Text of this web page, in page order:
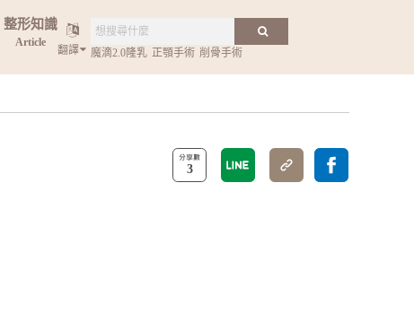
翻譯 魔滴2.0隆乳 正顎手術 削骨手術
整形知識
Article
3